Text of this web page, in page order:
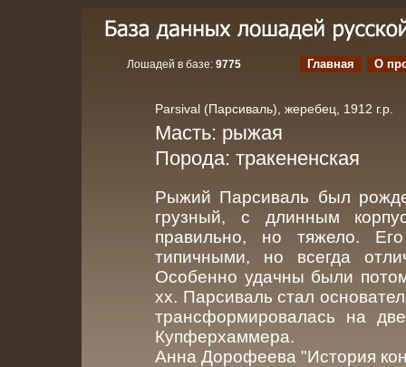
Лошадей в базе: 9775 Главная О
Parsival (Парсиваль), жеребец, 1912 г.р.
Масть: рыжая
Порода: тракененская
Рыжий Парсиваль был
грузный, с длинным
правильно, но тяжело.
типичными, но всегда
Особенно удачны были
хх. Парсиваль стал
трансформировалась на
Купферхаммера.
Анна Дорофеева "История